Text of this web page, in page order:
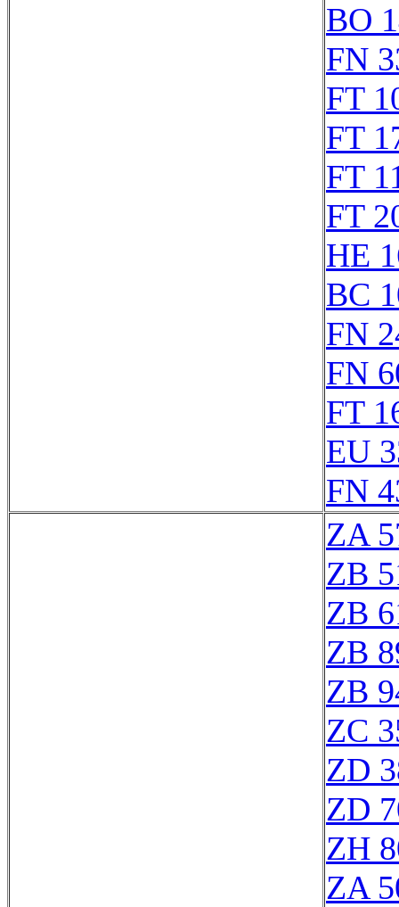
BO
FN
FT
FT
FT
FT
HE
BC
FN
FN
FT
EU
FN
ZA
ZB
ZB
ZB
ZB
ZC
ZD
ZD
ZH
ZA